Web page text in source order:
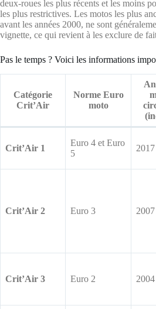
deux-roues les plus récents et les moins
les plus restrictives. Les motos les plus
avant les années 2000, ne sont
vignette, ce qui revient à les exclure de
Pas le temps ? Voici les informations
Catégorie
Crit’Air
Norme Euro
moto
Crit’Air 1
Euro 4 et Euro
5
Crit’Air 2 Euro 3
Crit’Air 3 Euro 2